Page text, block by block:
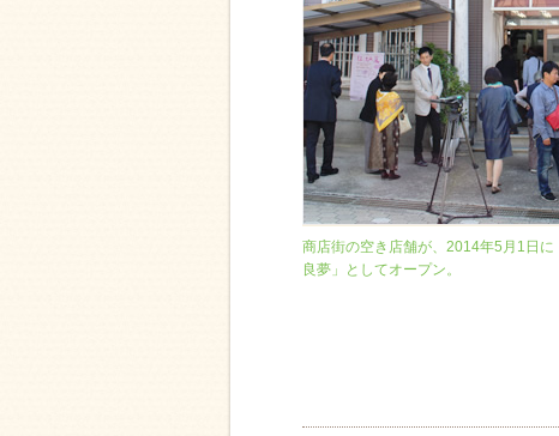
商店街の空き店舗が、2014年5月1日
良夢」としてオープン。